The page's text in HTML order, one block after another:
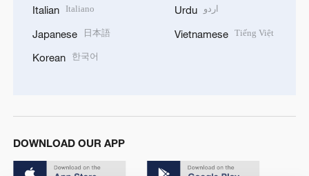
Italian Italiano
Japanese 日本語
Korean 한국어
Urdu اردو
Vietnamese Tiếng Việt
DOWNLOAD OUR APP